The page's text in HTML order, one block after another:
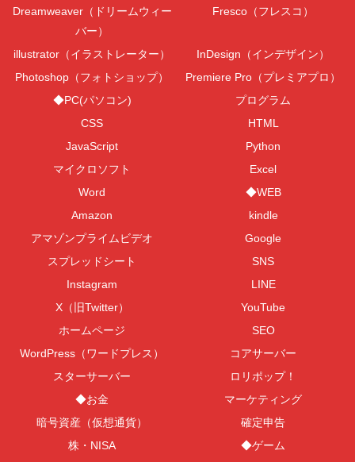
Dreamweaver（ドリームウィー
バー）
Fresco（フレスコ）
illustrator（イラストレーター）
InDesign（インデザイン）
Photoshop（フォトショップ）
Premiere Pro（プレミアプロ）
◆PC(パソコン)
プログラム
CSS
HTML
JavaScript
Python
マイクロソフト
Excel
Word
◆WEB
Amazon
kindle
アマゾンプライムビデオ
Google
スプレッドシート
SNS
Instagram
LINE
X（旧Twitter）
YouTube
ホームページ
SEO
WordPress（ワードプレス）
コアサーバー
スターサーバー
ロリポップ！
◆お金
マーケティング
暗号資産（仮想通貨）
確定申告
株・NISA
◆ゲーム